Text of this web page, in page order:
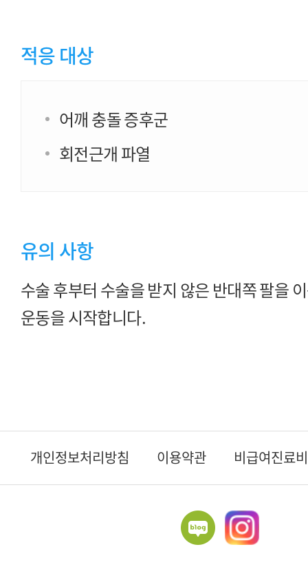
적응 대상
어깨 충돌 증후군
회전근개 파열
유의 사항
수술 후부터 수술을 받지 않은 반대쪽 팔을
운동을 시작합니다.
개인정보처리방침 이용약관 비급여진료